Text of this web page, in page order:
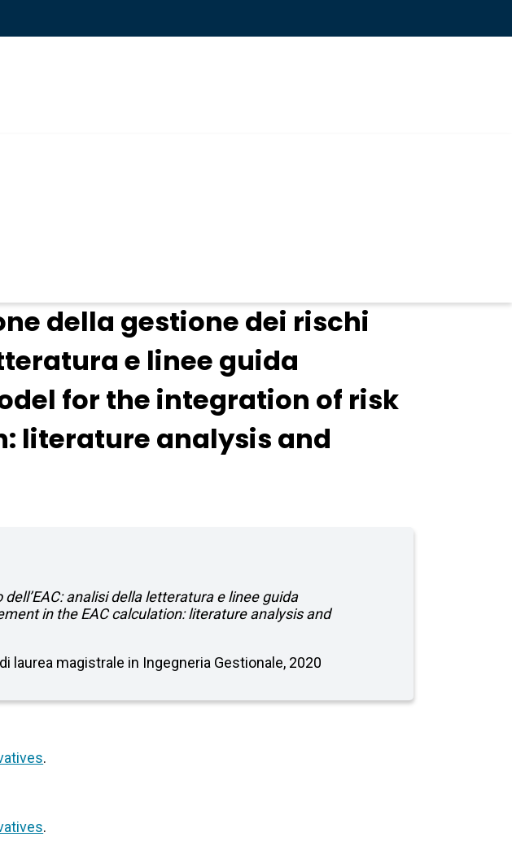
della gestione dei rischi
e linee guida
for the integration of risk
literature analysis and
analisi della letteratura e linee guida
in the EAC calculation: literature analysis and
laurea magistrale in Ingegneria Gestionale, 2020
.
.